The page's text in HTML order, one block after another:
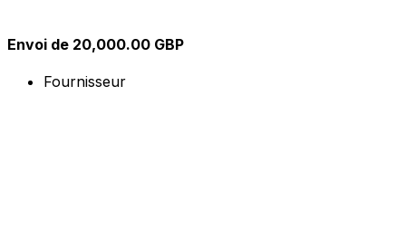
Envoi de 20,000.00 GBP
Fournisseur